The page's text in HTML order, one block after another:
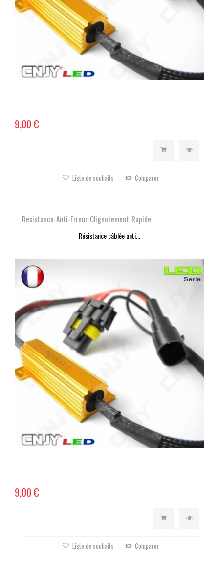
9,00 €
Liste de souhaits Comparer
Resistance-Anti-Erreur-Clignotement-Rapide
Résistance câblée anti...
9,00 €
Liste de souhaits Comparer